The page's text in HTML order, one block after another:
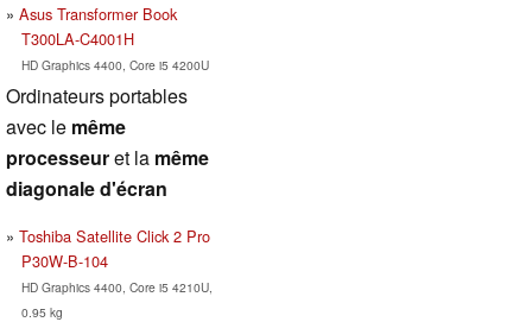
Asus Transformer Book
T300LA-C4001H
HD Graphics 4400, Core i5 4200U
Ordinateurs portables
avec le même
processeuret la même
diagonale d'écran
Toshiba Satellite Click 2 Pro
P30W-B-104
HD Graphics 4400, Core i5 4210U,
0.95 kg